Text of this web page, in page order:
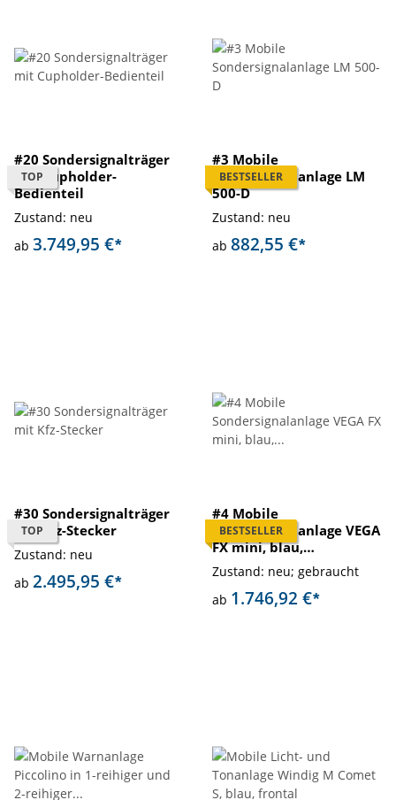
TOP
#20 Sondersignalträger
mit Cupholder-
Bedienteil
Zustand: neu
ab 3.749,95 €*
BESTSELLER
#3 Mobile
Sondersignalanlage LM
500-D
Zustand: neu
ab 882,55 €*
TOP
#30 Sondersignalträger
mit Kfz-Stecker
Zustand: neu
ab 2.495,95 €*
BESTSELLER
#4 Mobile
Sondersignalanlage VEGA
FX mini, blau,
Magnetmontage
Zustand: neu; gebraucht
ab 1.746,92 €*